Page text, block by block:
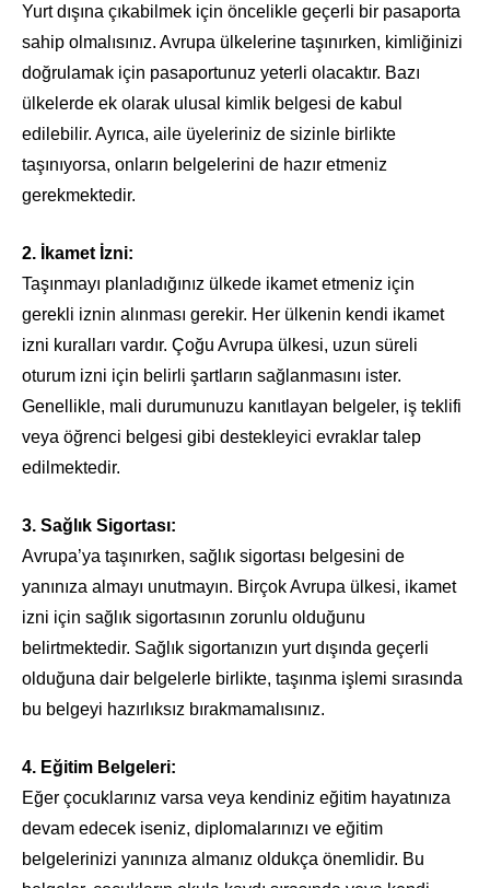
Yurt dışına çıkabilmek için öncelikle geçerli bir pasaporta
sahip olmalısınız. Avrupa ülkelerine taşınırken, kimliğinizi
doğrulamak için pasaportunuz yeterli olacaktır. Bazı
ülkelerde ek olarak ulusal kimlik belgesi de kabul
edilebilir. Ayrıca, aile üyeleriniz de sizinle birlikte
taşınıyorsa, onların belgelerini de hazır etmeniz
gerekmektedir.
2. İkamet İzni:
Taşınmayı planladığınız ülkede ikamet etmeniz için
gerekli iznin alınması gerekir. Her ülkenin kendi ikamet
izni kuralları vardır. Çoğu Avrupa ülkesi, uzun süreli
oturum izni için belirli şartların sağlanmasını ister.
Genellikle, mali durumunuzu kanıtlayan belgeler, iş teklifi
veya öğrenci belgesi gibi destekleyici evraklar talep
edilmektedir.
3. Sağlık Sigortası:
Avrupa’ya taşınırken, sağlık sigortası belgesini de
yanınıza almayı unutmayın. Birçok Avrupa ülkesi, ikamet
izni için sağlık sigortasının zorunlu olduğunu
belirtmektedir. Sağlık sigortanızın yurt dışında geçerli
olduğuna dair belgelerle birlikte, taşınma işlemi sırasında
bu belgeyi hazırlıksız bırakmamalısınız.
4. Eğitim Belgeleri:
Eğer çocuklarınız varsa veya kendiniz eğitim hayatınıza
devam edecek iseniz, diplomalarınızı ve eğitim
belgelerinizi yanınıza almanız oldukça önemlidir. Bu